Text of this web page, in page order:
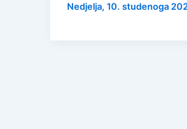
Nedjelja, 10. studenoga